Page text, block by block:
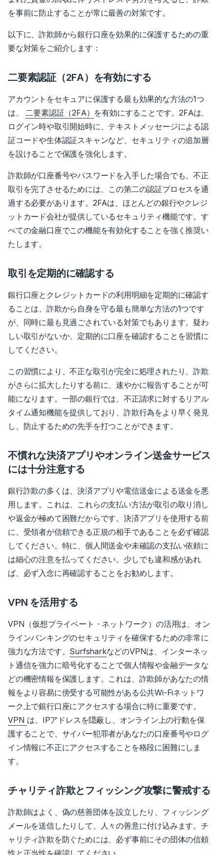
を事前に防止することが常に最善の対策です。
以下に、詐欺師から銀行口座を効果的に保護するための重
要な対策をご紹介します：
二要素認証（2FA）を有効にする
アカウントをセキュアに保護する最も効果的な方法の1つ
は、 二要素認証（2FA） を有効にすることです。2FAは、
ログイン時や取引開始時に、テキストメッセージによる認
証コードや生体認証スキャンなど、セキュリティの追加層
を設けることで保護を強化します。
詐欺師が口座番号やパスワードを入手した場合でも、不正
取引を完了させるためには、この第二の認証プロセスを通
過する必要があります。2FAは、ほとんどの銀行やクレジ
ットカード会社が提供しているセキュリティ機能です。す
べての金融口座でこの機能を有効化することを強く推奨い
たします。
取引を定期的に確認する
銀行口座とクレジットカードの利用明細を定期的に確認す
ることは、詐欺から自身を守る最も簡単な方法の1つです
が、同時に最も見過ごされている対策でもあります。疑わ
しい取引がないか、定期的に口座を確認することを習慣に
してください。
この習慣により、不正な取引が完全に処理されたり、詐欺
がさらに拡大したりする前に、速やかに報告することが可
能になります。一部の銀行では、不正請求に対するリアル
タイム通知機能を提供しており、詐欺行為をより早く発見
し、防止するための先手を打つことができます。
不慣れな決済アプリやオンライン送金サービス
には十分注意する
銀行詐欺の多くは、決済アプリや電信送金による送金を悪
用します。これは、これらの支払い方法が取引の取り消し
や返金が極めて困難だからです。決済アプリを使用する前
に、受領者が信頼できる正規の相手であることを必ず確認
してください。特に、個人間送金や未確認の支払い依頼に
は細心の注意を払ってください。少しでも違和感があれ
ば、必ず入念に再確認することをお勧めします。
VPN を活用する
VPN（仮想プライベート・ネットワーク）の活用は、オン
ラインバンキングのセキュリティを確保するための非常に
強力な方法です。 SurfsharkなどのVPNは、インターネッ
ト通信を強力に暗号化することで個人情報や金融データな
どの機密情報を保護します。 これは、詐欺師があなたの情
報をより容易に傍受する可能性がある公共Wi-Fiネットワ
ーク上で銀行口座にアクセスする場合に特に重要です。
VPN は、IPアドレスを隠蔽し、オンライン上の行動を保
護することで、サイバー犯罪者があなたの口座番号やログ
イン情報に不正にアクセスすることを格段に困難にしま
す。
チャリティ詐欺とフィッシング攻撃に警戒する
詐欺師はよく、偽の慈善団体を設立したり、フィッシング
メールを送信したりして、人々の善意に付け込みます。チ
ャリティ詐欺を防ぐためには、必ず事前にその団体の信頼
性と正当性を確認してください。